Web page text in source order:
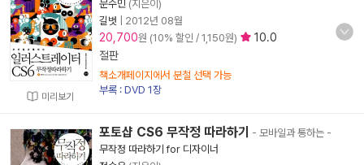
미리보기
문수민 (지은이)
길벗
2012년 08월
20,700원 (10% 할인 / 1,150원)
10.0
절판
책소개페이지에서 분철 선택 가능
부록 : DVD 1장
포토샵 CS6 무작정 따라하기 - 모바일과 통하는 -
무작정 따라하기 for 디자이너